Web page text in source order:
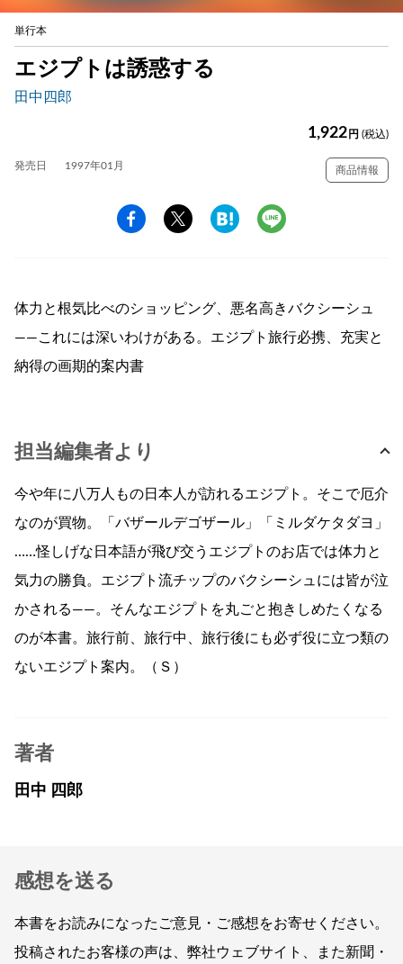
単行本
エジプトは誘惑する
田中四郎
1,922 円 (税込)
発売日 1997年01月 商品情報
体力と根気比べのショッピング、悪名高きバクシーシュ
――これには深いわけがある。エジプト旅行必携、充実と
納得の画期的案内書
担当編集者より
今や年に八万人もの日本人が訪れるエジプト。そこで厄介
なのが買物。「バザールデゴザール」「ミルダケタダヨ」
……怪しげな日本語が飛び交うエジプトのお店では体力と
気力の勝負。エジプト流チップのバクシーシュには皆が泣
かされる――。そんなエジプトを丸ごと抱きしめたくなる
のが本書。旅行前、旅行中、旅行後にも必ず役に立つ類の
ないエジプト案内。（Ｓ）
著者
田中 四郎
感想を送る
本書をお読みになったご意見・ご感想をお寄せください。
投稿されたお客様の声は、弊社ウェブサイト、また新聞・